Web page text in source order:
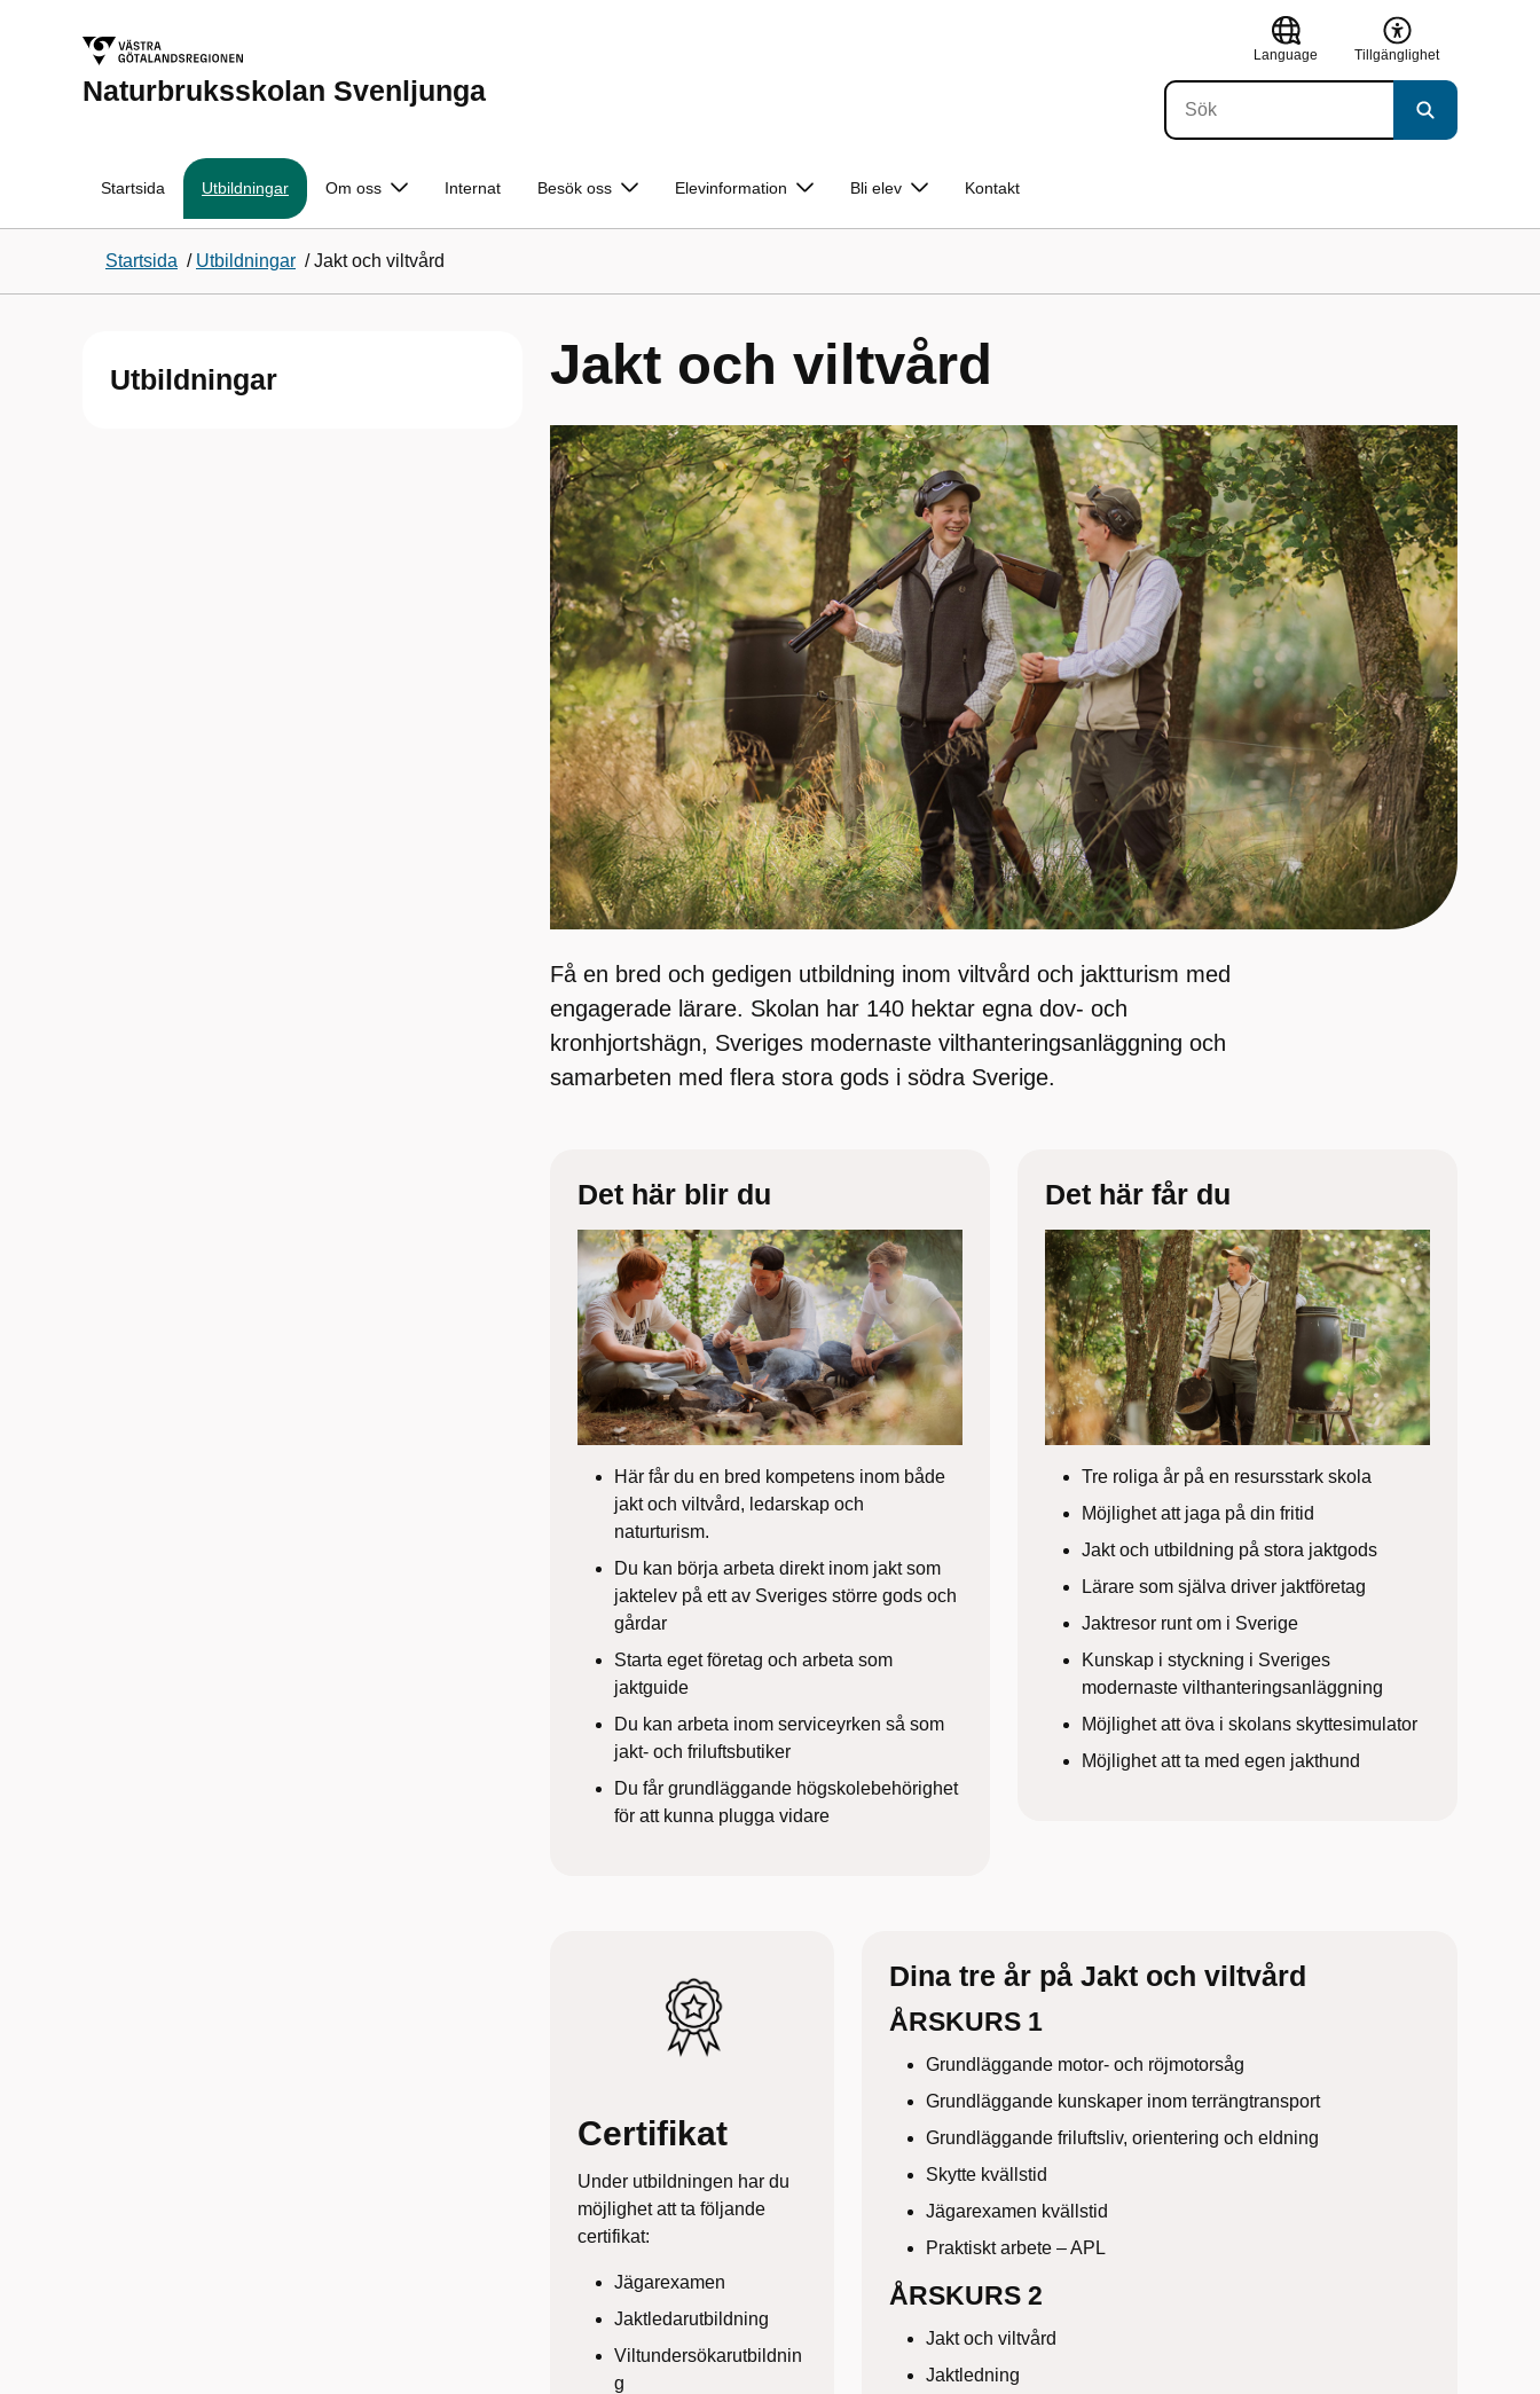
Naturbruksskolan Svenljunga
Language Tillgänglighet
Startsida Utbildningar Om oss Internat Besök oss Elevinformation Bli elev Kontakt
Startsida / Utbildningar /Jakt och viltvård
Utbildningar Jakt och viltvård
Få en bred och gedigen utbildning inom viltvård och jaktturism med
engagerade lärare. Skolan har 140 hektar egna dov- och
kronhjortshägn, Sveriges modernaste vilthanteringsanläggning och
samarbeten med flera stora gods i södra Sverige.
Det här blir du
Här får du en bred kompetens inom både
jakt och viltvård, ledarskap och
naturturism.
Du kan börja arbeta direkt inom jakt som
jaktelev på ett av Sveriges större gods och
gårdar
Starta eget företag och arbeta som
jaktguide
Du kan arbeta inom serviceyrken så som
jakt- och friluftsbutiker
Du får grundläggande högskolebehörighet
för att kunna plugga vidare
Det här får du
Tre roliga år på en resursstark skola
Möjlighet att jaga på din fritid
Jakt och utbildning på stora jaktgods
Lärare som själva driver jaktföretag
Jaktresor runt om i Sverige
Kunskap i styckning i Sveriges
modernaste vilthanteringsanläggning
Möjlighet att öva i skolans skyttesimulator
Möjlighet att ta med egen jakthund
Certifikat
Under utbildningen har du
möjlighet att ta följande
certifikat:
Jägarexamen
Jaktledarutbildning
Viltundersökarutbildnin
g
Dina tre år på Jakt och viltvård
ÅRSKURS 1
Grundläggande motor- och röjmotorsåg
Grundläggande kunskaper inom terrängtransport
Grundläggande friluftsliv, orientering och eldning
Skytte kvällstid
Jägarexamen kvällstid
Praktiskt arbete – APL
ÅRSKURS 2
Jakt och viltvård
Jaktledning